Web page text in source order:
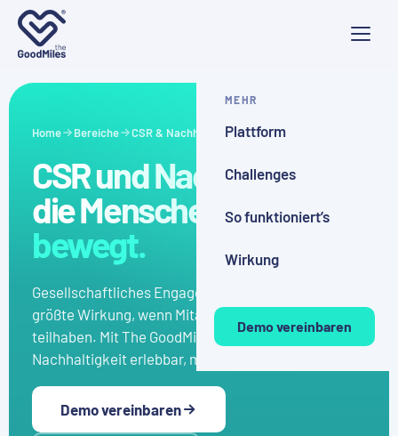
MEHR
Plattform
Challenges
So funktioniert’s
Wirkung
Demo vereinbaren
Home Bereiche CSR & Nachhaltigkeit
CSR und Nachhaltigkeit,
die Menschenwirklich
bewegt.
Gesellschaftliches Engagement entfaltet seine
größte Wirkung, wenn Mitarbeitende aktiv daran
teilhaben. Mit The GoodMiles machst du CSR und
Nachhaltigkeit erlebbar, messbar und sichtbar.
Demo vereinbaren